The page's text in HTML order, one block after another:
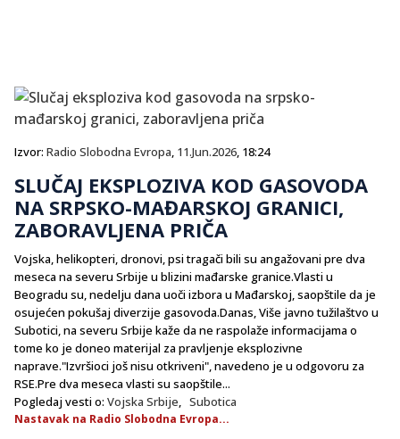
Izvor: Radio Slobodna Evropa, 11.Jun.2026, 18:24
SLUČAJ EKSPLOZIVA KOD GASOVODA
NA SRPSKO-MAĐARSKOJ GRANICI,
ZABORAVLJENA PRIČA
Vojska, helikopteri, dronovi, psi tragači bili su angažovani pre dva
meseca na severu Srbije u blizini mađarske granice.Vlasti u
Beogradu su, nedelju dana uoči izbora u Mađarskoj, saopštile da je
osujećen pokušaj diverzije gasovoda.Danas, Više javno tužilaštvo u
Subotici, na severu Srbije kaže da ne raspolaže informacijama o
tome ko je doneo materijal za pravljenje eksplozivne
naprave."Izvršioci još nisu otkriveni", navedeno je u odgovoru za
RSE.Pre dva meseca vlasti su saopštile...
Pogledaj vesti o: Vojska Srbije, Subotica
Nastavak na Radio Slobodna Evropa...